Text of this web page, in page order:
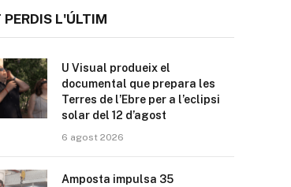
PERDIS L'ÚLTIM
U Visual produeix el
documental que prepara les
Terres de l’Ebre per a l’eclipsi
solar del 12 d’agost
6 agost 2026
Amposta impulsa 35